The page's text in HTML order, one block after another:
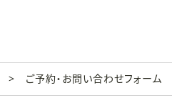
ご予約・お問い合わせフォーム